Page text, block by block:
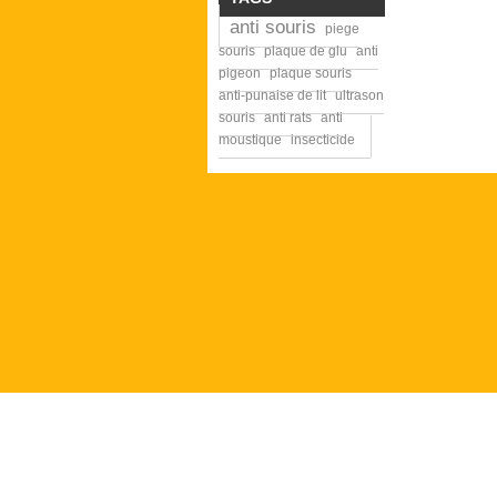
anti souris
piege
souris plaque de glu anti
pigeon plaque souris
anti-punaise de lit ultrason
souris anti rats anti
moustique
insecticide